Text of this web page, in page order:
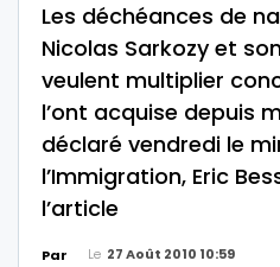
Les déchéances de
Nicolas Sarkozy et
veulent multiplier
l’ont acquise depuis
déclaré vendredi le
l’Immigration, Eric
l’article
Par Le 27 Août 2010 10:59